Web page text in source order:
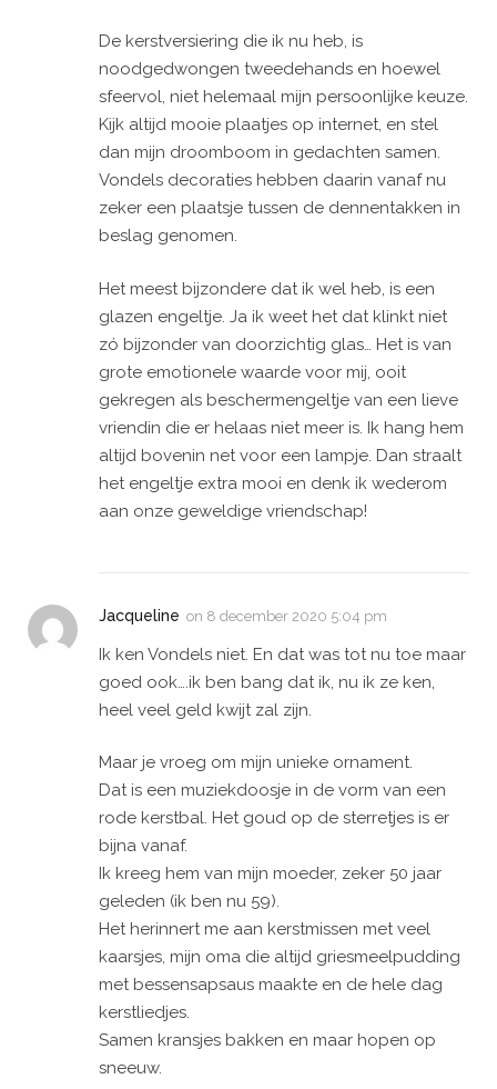
De kerstversiering die ik nu heb, is
noodgedwongen tweedehands en hoewel
sfeervol, niet helemaal mijn persoonlijke keuze.
Kijk altijd mooie plaatjes op internet, en stel
dan mijn droomboom in gedachten samen.
Vondels decoraties hebben daarin vanaf nu
zeker een plaatsje tussen de dennentakken in
beslag genomen.
Het meest bijzondere dat ik wel heb, is een
glazen engeltje. Ja ik weet het dat klinkt niet
zó bijzonder van doorzichtig glas… Het is van
grote emotionele waarde voor mij, ooit
gekregen als beschermengeltje van een lieve
vriendin die er helaas niet meer is. Ik hang hem
altijd bovenin net voor een lampje. Dan straalt
het engeltje extra mooi en denk ik wederom
aan onze geweldige vriendschap!
Jacqueline on 8 december 2020 5:04 pm
Ik ken Vondels niet. En dat was tot nu toe maar
goed ook….ik ben bang dat ik, nu ik ze ken,
heel veel geld kwijt zal zijn.
Maar je vroeg om mijn unieke ornament.
Dat is een muziekdoosje in de vorm van een
rode kerstbal. Het goud op de sterretjes is er
bijna vanaf.
Ik kreeg hem van mijn moeder, zeker 50 jaar
geleden (ik ben nu 59).
Het herinnert me aan kerstmissen met veel
kaarsjes, mijn oma die altijd griesmeelpudding
met bessensapsaus maakte en de hele dag
kerstliedjes.
Samen kransjes bakken en maar hopen op
sneeuw.